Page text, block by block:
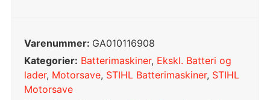
Varenummer: GA010116908
Kategorier: Batterimaskiner, Ekskl. Batteri og
lader, Motorsave, STIHL Batterimaskiner, STIHL
Motorsave